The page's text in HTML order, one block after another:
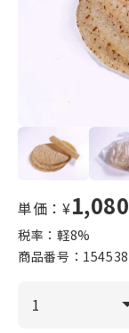
単価：¥1,080
税率：軽8%
商品番号： 154538